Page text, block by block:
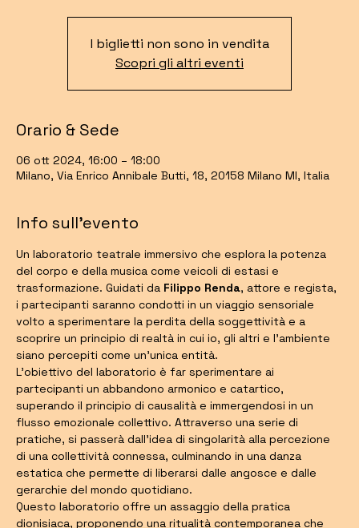
I biglietti non sono in vendita
Scopri gli altri eventi
Orario & Sede
06 ott 2024, 16:00 – 18:00
Milano, Via Enrico Annibale Butti, 18, 20158 Milano MI, Italia
Info sull'evento
Un laboratorio teatrale immersivo che esplora la potenza
del corpo e della musica come veicoli di estasi e
trasformazione. Guidati da Filippo Renda, attore e regista,
i partecipanti saranno condotti in un viaggio sensoriale
volto a sperimentare la perdita della soggettività e a
scoprire un principio di realtà in cui io, gli altri e l'ambiente
siano percepiti come un'unica entità.
L'obiettivo del laboratorio è far sperimentare ai
partecipanti un abbandono armonico e catartico,
superando il principio di causalità e immergendosi in un
flusso emozionale collettivo. Attraverso una serie di
pratiche, si passerà dall'idea di singolarità alla percezione
di una collettività connessa, culminando in una danza
estatica che permette di liberarsi dalle angosce e dalle
gerarchie del mondo quotidiano.
Questo laboratorio offre un assaggio della pratica
dionisiaca, proponendo una ritualità contemporanea che